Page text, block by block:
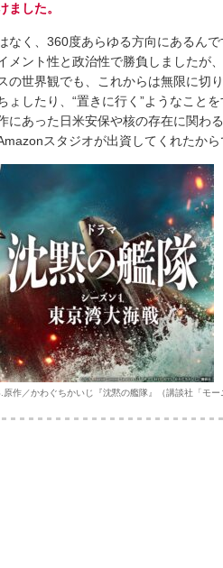
した。
く、360度あらゆる方向にあるんで
メント性と政治性で勝負しましたが
の世界観でも、これからは無限に切
したり、“置きに行く”ようなことを
あった日米安保や核の存在に関わ
スタジオが出資してくれたから
／かわぐちかいじ『沈黙の艦隊』（講談社「モー